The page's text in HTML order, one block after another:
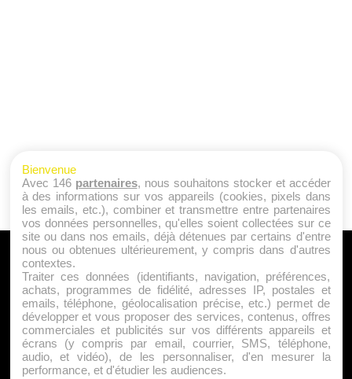
A PROPOS
Qui sommes nous ?
Mentions Légales
Publicité
Politique de Cookies
Contact
Bienvenue
Avec 146 partenaires, nous souhaitons stocker et accéder
à des informations sur vos appareils (cookies, pixels dans
les emails, etc.), combiner et transmettre entre partenaires
vos données personnelles, qu'elles soient collectées sur ce
site ou dans nos emails, déjà détenues par certains d'entre
nous ou obtenues ultérieurement, y compris dans d'autres
contextes.
Traiter ces données (identifiants, navigation, préférences,
achats, programmes de fidélité, adresses IP, postales et
emails, téléphone, géolocalisation précise, etc.) permet de
développer et vous proposer des services, contenus, offres
commerciales et publicités sur vos différents appareils et
écrans (y compris par email, courrier, SMS, téléphone,
audio, et vidéo), de les personnaliser, d'en mesurer la
performance, et d'étudier les audiences.